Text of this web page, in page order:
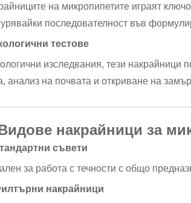
на микропипетите играят
последователност във
тестове
изследвания, тези накрайници
анализ на почвата и откриване на
накрайници за
съвети
за работа с течности с общо
накрайници